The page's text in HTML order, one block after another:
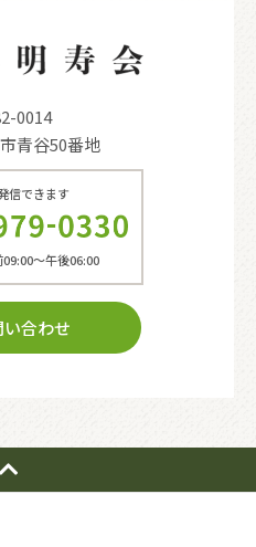
0014
青谷50番地
信できます
〜午後06:00
い合わせ